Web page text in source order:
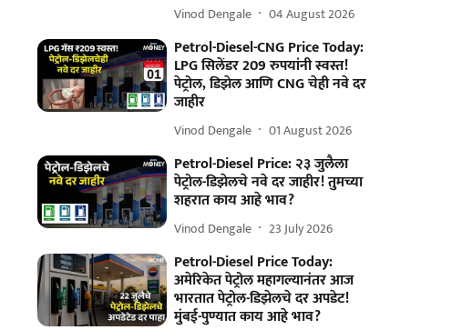
Vinod Dengale 04 August 2026
Petrol-Diesel-CNG Price Today:
LPG सिलेंडर 209 रुपयांनी स्वस्त!
पेट्रोल, डिझेल आणि CNG चेही नवे दर
जाहीर
Vinod Dengale 01 August 2026
Petrol-Diesel Price: २३ जुलैला
पेट्रोल-डिझेलचे नवे दर जाहीर! तुमच्या
शहरात काय आहे भाव?
Vinod Dengale 23 July 2026
Petrol-Diesel Price Today:
अमेरिकेत पेट्रोल महागल्यानंतर आज
भारतात पेट्रोल-डिझेलचे दर अपडेट!
मुंबई-पुण्यात काय आहे भाव?